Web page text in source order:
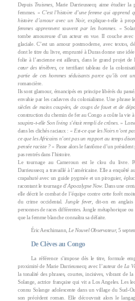
Depuis Truismes, Marie Darrieussecq aime étudier la
femmes. «C’est l’histoire d’une femme qui apprend
histoire d’amour avec un Noir, explique-t-elle à
femmes apprennent souvent par les hommes.
»
tombe amoureuse d’un acteur en vue. II couche avec
glaciale. C’est un amour postmoderne, avec textos,
dont le titre du livre, emprunté à Duras donne une
folie à l’ancienne est ailleurs, dans le grand projet de
cœur des ténèbres, ce terrifiant tableau de la
partie de ces hommes séduisants parce qu’ils ont
romancière.
Ils sont glamour, émancipés en principe libérés du
envahie par les cadavres du colonialisme. Une phrase
siècles de mains coupées, de coups de fouet et de
construction du chemin de fer au Congo a coûte la vie
soupira-t-elle Son living s’était rempli de crânes. »
dans les clichés raciaux : « Est-ce que les Noirs n’ont
ce que les Africains n’ont pas un rapport au temps
pensée raciste ?» Passe alors le fantôme d’un président
pas rentrés dans l’histoire.
Le tournage au Cameroun est le clou du livre.
Darrieussecq a travaillé à l’américaine. Elle a enquêté
crapahuté avec un guide pygmée et un piroguier,
racontant le tournage d’Apocalypse Now . Dans une
elle décrit le combat de l’équipe contre cette forêt
du crime occidental.Jungle fever, dit-on en anglais
personnes de races différentes. Jungle métaphorique ou
que la femme blanche connaîtra sa défaite.
Éric Aeschimann, Le Nouvel Observateur, 5
De Clèves au Congo
La référence s’impose dès le titre, formule
proximité de Marie Darrieussecq avec I’auteur de La
la tonalité des phrases, courtes, incisives, vibrant de
Solange, actrice française qui vit a Los Angeles. Les
connu Solange adolescente dans un village du Sud-
son précèdent roman. Elle découvrait alors le